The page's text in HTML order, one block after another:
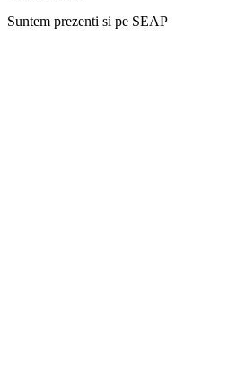
Suntem prezenti si pe SEAP